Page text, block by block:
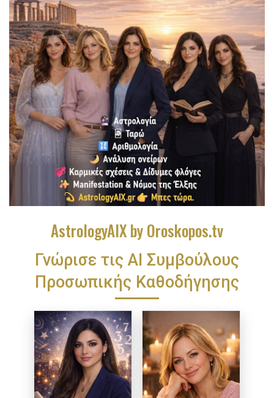
AstrologyAIX by Oroskopos.tv
Γνώρισε τις ΑΙ Συμβούλους
Προσωπικής Καθοδήγησης